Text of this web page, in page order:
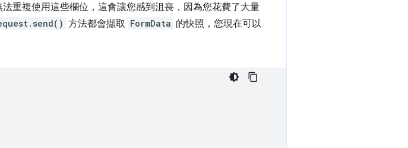
法重複使用這些欄位，這會讓您感到沮喪，因為您花費了大量
方法都會擷取 FormData 的快照，您現在可以